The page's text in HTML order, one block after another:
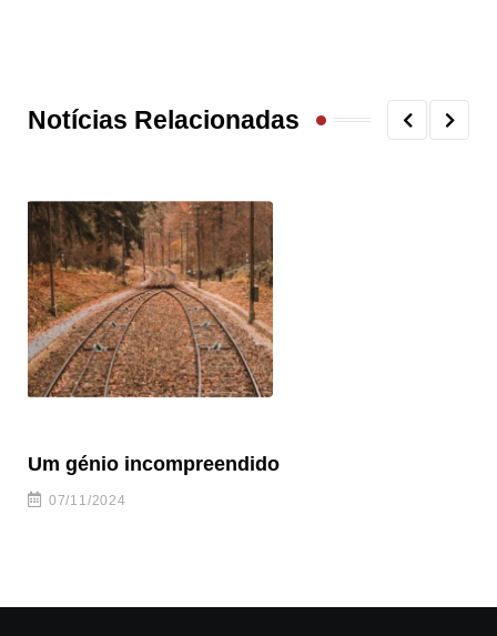
Notícias Relacionadas
Um génio incompreendido
07/11/2024